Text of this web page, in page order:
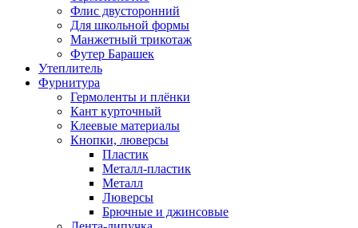
Флис двусторонний
Для школьной формы
Манжетный трикотаж
Футер Барашек
Утеплитель
Фурнитура
Гермоленты и плёнки
Кант курточный
Клеевые материалы
Кнопки, люверсы
Пластик
Металл-пластик
Металл
Люверсы
Брючные и джинсовые